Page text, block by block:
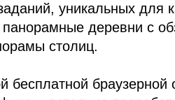
уникальных для
деревни с
столиц.
бесплатной браузерной